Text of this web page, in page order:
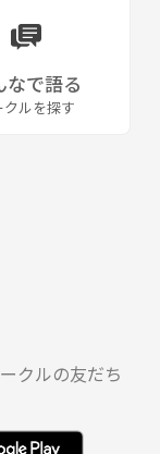
なで語る
クルを探す
クルの友だち